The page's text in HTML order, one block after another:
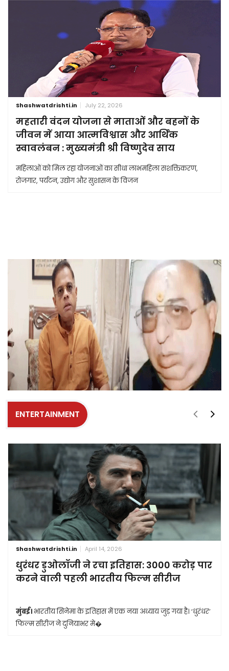
Shashwatdrishti.in July 22, 2026
महतारी वंदन योजना से माताओं और बहनों के
जीवन में आया आत्मविश्वास और आर्थिक
स्वावलंबन : मुख्यमंत्री श्री विष्णुदेव साय
महिलाओं को मिल रहा योजनाओं का सीधा लाभमहिला सशक्तिकरण,
रोजगार, पर्यटन, उद्योग और सुशासन के विजन
ENTERTAINMENT
Shashwatdrishti.in April 14, 2026
धुरंधर डुओलॉजी ने रचा इतिहास: 3000 करोड़ पार
करने वाली पहली भारतीय फिल्म सीरीज
मुंबई। भारतीय सिनेमा के इतिहास में एक नया अध्याय जुड़ गया है। ‘धुरंधर’
फिल्म सीरीज ने दुनियाभर मे�